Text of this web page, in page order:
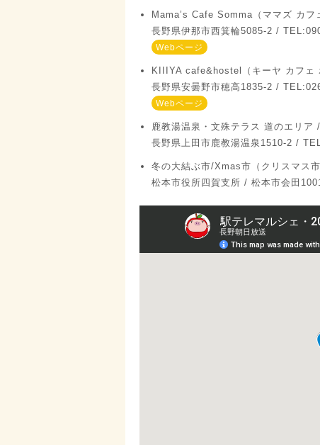
Mama’s Cafe Somma（ママズ カフ
長野県伊那市西箕輪5085-2 /
Webページ
KIIIYA cafe&hostel（キーヤ カフェ
長野県安曇野市穂高1835-2 /
Webページ
鹿教湯温泉・文殊テラス 道のエリア
長野県上田市鹿教湯温泉1510-2 /
冬の大結ぶ市/Xmas市（クリスマス市
松本市役所四賀支所 / 松本市会田